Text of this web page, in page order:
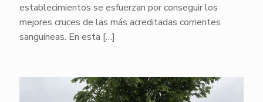
establecimientos se esfuerzan por conseguir los
mejores cruces de las más acreditadas corrientes
sanguíneas. En esta […]